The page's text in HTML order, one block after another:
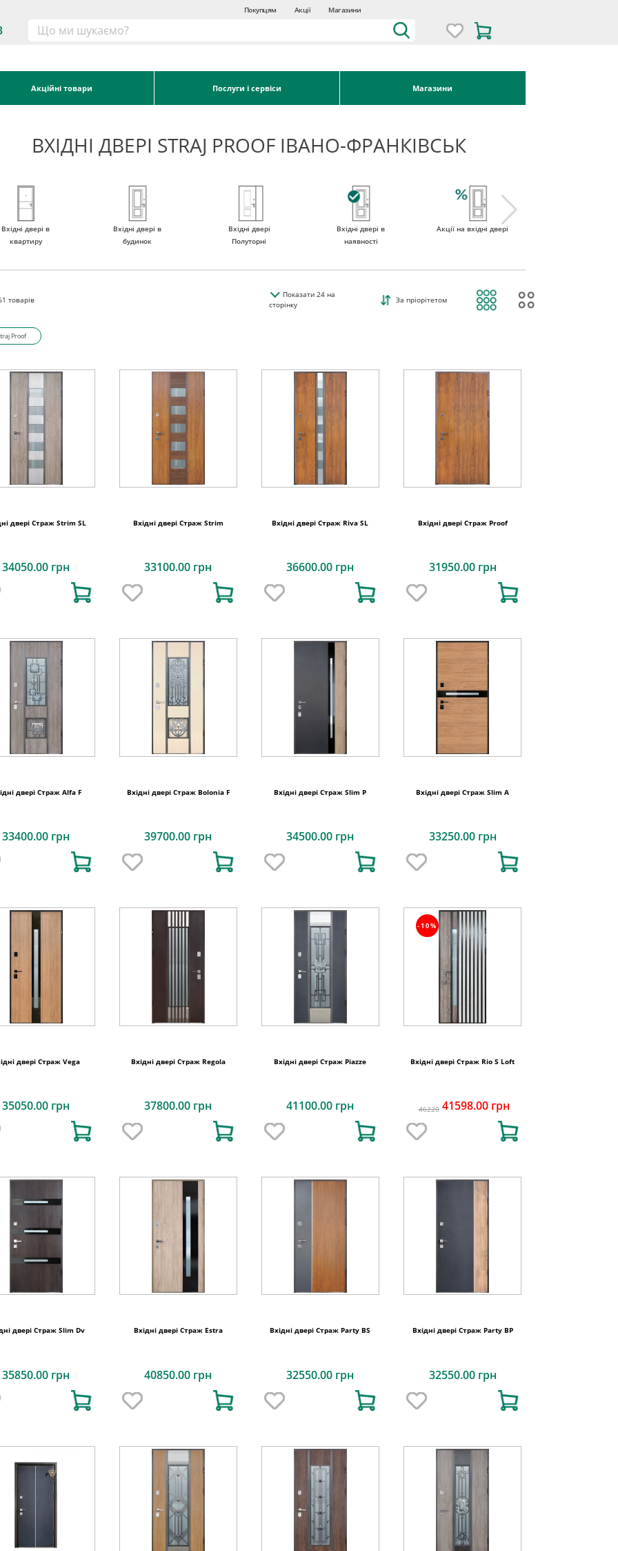
Покупцям Акції Магазини
Акційні товари Послуги і сервіси Магазини
ВХІДНІ ДВЕРІ STRAJ PROOF ІВАНО-ФРАНКІВСЬК
Вхідні двері в
квартиру
Вхідні двері в
будинок
Вхідні двері
Полуторні
Вхідні двері в
наявності
Акції на вхідні двері
товарів
Показати24на
сторінку
За пріорітетом
Proof
двері Страж Strim SL
34050.00 грн
Вхідні двері Страж Strim
33100.00 грн
Вхідні двері Страж Riva SL
36600.00 грн
Вхідні двері Страж Proof
31950.00 грн
двері Страж Alfa F
33400.00 грн
Вхідні двері Страж Bolonia F
39700.00 грн
Вхідні двері Страж Slim P
34500.00 грн
Вхідні двері Страж Slim A
33250.00 грн
двері Страж Vega
35050.00 грн
Вхідні двері Страж Regola
37800.00 грн
Вхідні двері Страж Piazze
41100.00 грн
-10%
Вхідні двері Страж Rio S Loft
46220 41598.00 грн
двері Страж Slim Dv
35850.00 грн
Вхідні двері Страж Estra
40850.00 грн
Вхідні двері Страж Party BS
32550.00 грн
Вхідні двері Страж Party BP
32550.00 грн